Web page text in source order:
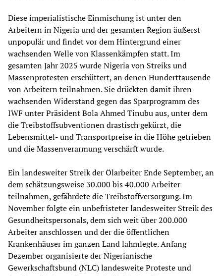
Diese imperialistische Einmischung ist unter den
Arbeitern in Nigeria und der gesamten Region äußerst
unpopulär und findet vor dem Hintergrund einer
wachsenden Welle von Klassenkämpfen statt. Im
gesamten Jahr 2025 wurde Nigeria von Streiks und
Massenprotesten erschüttert, an denen Hunderttausende
von Arbeitern teilnahmen. Sie drückten damit ihren
wachsenden Widerstand gegen das Sparprogramm des
IWF unter Präsident Bola Ahmed Tinubu aus, unter dem
die Treibstoffsubventionen drastisch gekürzt, die
Lebensmittel- und Transportpreise in die Höhe getrieben
und die Massenverarmung verschärft wurde.
Ein landesweiter Streik der Ölarbeiter Ende September, an
dem schätzungsweise 30.000 bis 40.000 Arbeiter
teilnahmen, gefährdete die Treibstoffversorgung. Im
November folgte ein unbefristeter landesweiter Streik des
Gesundheitspersonals, dem sich weit über 200.000
Arbeiter anschlossen und der die öffentlichen
Krankenhäuser im ganzen Land lahmlegte. Anfang
Dezember organisierte der Nigerianische
Gewerkschaftsbund (NLC) landesweite Proteste und